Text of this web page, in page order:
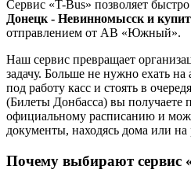
Сервис «T-Bus» позволяет
Донецк - Невинномысск и
отправлением от АВ «Южный».
Наш сервис превращает
задачу. Больше не нужно ехать на
под работу касс и стоять в
(Билеты Донбасса) вы получаете
официальному расписанию и
документы, находясь дома или на
Почему выбирают сервис